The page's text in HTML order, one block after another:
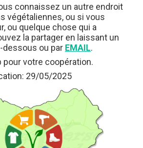
connaissez un autre endroit
végétaliennes, ou si vous
ou quelque chose qui a
la partager en laissant un
ou par EMAIL.
pour votre coopération.
29/05/2025